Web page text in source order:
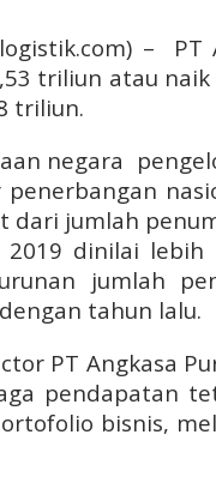
–
PT
triliun atau
triliun.
negara
dari jumlah
2019 dinilai
jumlah
tahun lalu.
PT Angkasa
pendapatan
bisnis,